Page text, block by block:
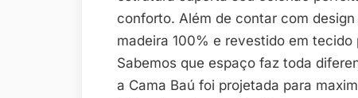
conforto. Além de contar com
madeira 100% e revestido em
Sabemos que espaço faz toda
a Cama Baú foi projetada para